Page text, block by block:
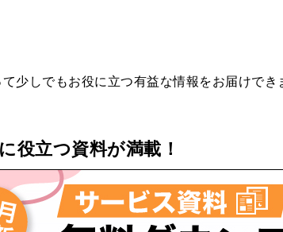
少しでもお役に立つ有益な情報をお届けでき
役立つ資料が満載！